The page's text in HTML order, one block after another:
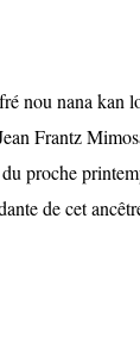
nou nana kan
Frantz
proche
de cet